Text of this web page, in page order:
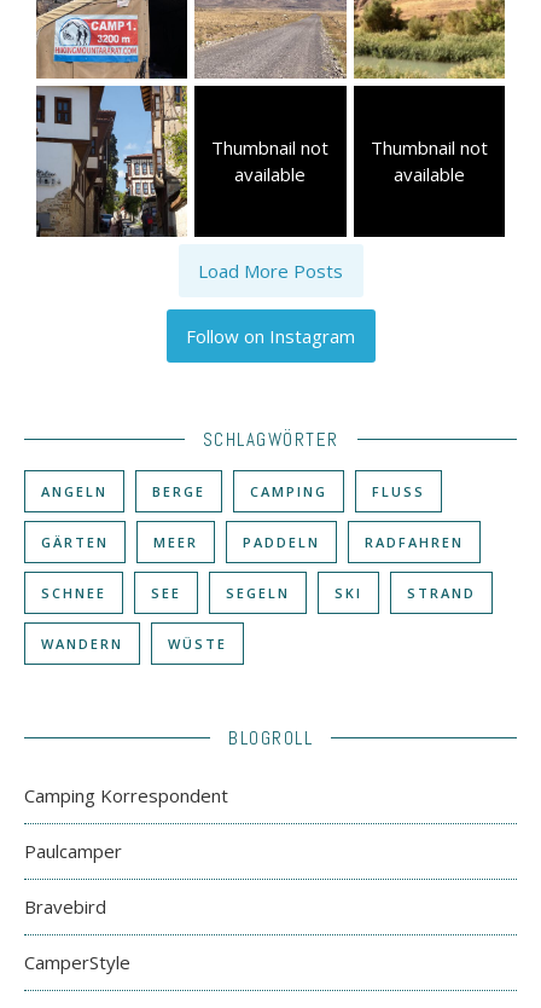
Thumbnail not
available
Thumbnail not
available
Load More Posts
Follow on Instagram
SCHLAGWÖRTER
ANGELN BERGE CAMPING FLUSS
GÄRTEN MEER PADDELN RADFAHREN
SCHNEE SEE SEGELN SKI STRAND
WANDERN WÜSTE
BLOGROLL
Camping Korrespondent
Paulcamper
Bravebird
CamperStyle